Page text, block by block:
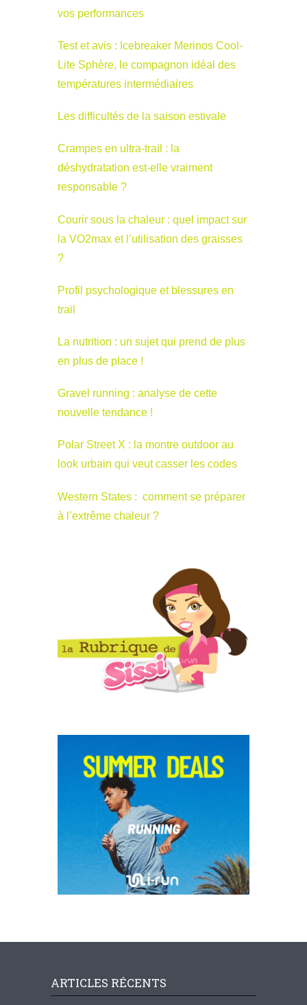
vos performances
Test et avis : Icebreaker Merinos Cool-
Lite Sphère, le compagnon idéal des
températures intermédiaires
Les difficultés de la saison estivale
Crampes en ultra-trail : la
déshydratation est-elle vraiment
responsable ?
Courir sous la chaleur : quel impact sur
la VO2max et l’utilisation des graisses
?
Profil psychologique et blessures en
trail
La nutrition : un sujet qui prend de plus
en plus de place !
Gravel running : analyse de cette
nouvelle tendance !
Polar Street X : la montre outdoor au
look urbain qui veut casser les codes
Western States : comment se préparer
à l’extrême chaleur ?
ARTICLES RÉCENTS